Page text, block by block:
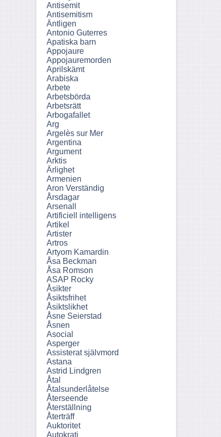
Antisemit
Antisemitism
Äntligen
Antonio Guterres
Apatiska barn
Appojaure
Appojauremorden
Aprilskämt
Arabiska
Arbete
Arbetsbörda
Arbetsrätt
Arbogafallet
Arg
Argelès sur Mer
Argentina
Argument
Arktis
Ärlighet
Armenien
Aron Verständig
Årsdagar
Arsenall
Artificiell intelligens
Artikel
Artister
Artros
Artyom Kamardin
Åsa Beckman
Åsa Romson
ASAP Rocky
Åsikter
Åsiktsfrihet
Åsiktslikhet
Åsne Seierstad
Åsnen
Asocial
Asperger
Assisterat självmord
Astana
Astrid Lindgren
Åtal
Åtalsunderlåtelse
Återseende
Återställning
Återträff
Auktoritet
Autokrati